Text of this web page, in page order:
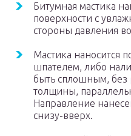
Битумная мастика
поверхности с
стороны давления
Мастика наносится
шпателем, либо
быть сплошным, без
толщины,
Направление
снизу-вверх.